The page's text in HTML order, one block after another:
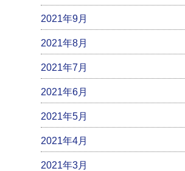
2021年9月
2021年8月
2021年7月
2021年6月
2021年5月
2021年4月
2021年3月